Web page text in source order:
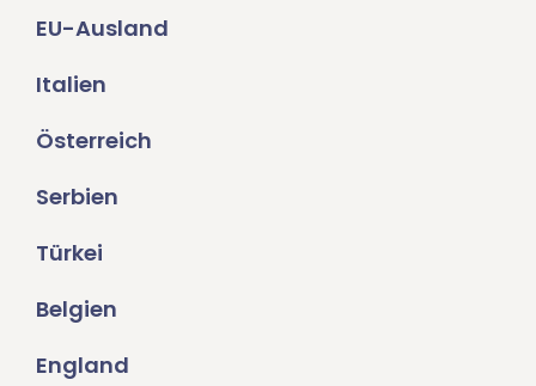
EU-Ausland
Italien
Österreich
Serbien
Türkei
Belgien
England